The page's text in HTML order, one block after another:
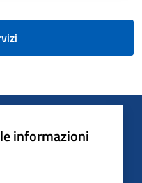
informazioni